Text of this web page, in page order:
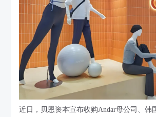
近日，贝恩资本宣布收购Andar母公司、韩